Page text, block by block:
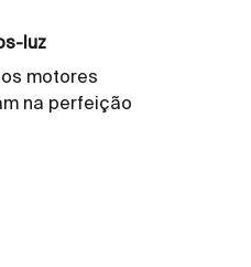
luz
motores
na perfeição